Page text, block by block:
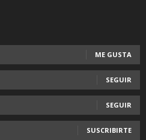
ME GUSTA
SEGUIR
SEGUIR
SUSCRIBIRTE